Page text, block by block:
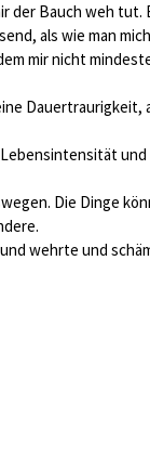
der Bauch weh tut.
als wie man
mir nicht
Dauertraurigkeit,
und
Die Dinge
wehrte und